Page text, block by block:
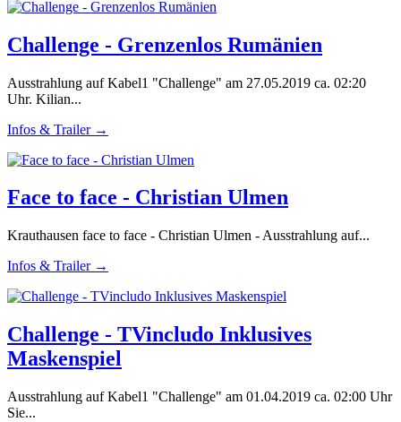
Challenge - Grenzenlos Rumänien
Ausstrahlung auf Kabel1 "Challenge" am 27.05.2019 ca. 02:20
Uhr. Kilian...
Infos & Trailer →
Face to face - Christian Ulmen
Krauthausen face to face - Christian Ulmen - Ausstrahlung auf...
Infos & Trailer →
Challenge - TVincludo Inklusives
Maskenspiel
Ausstrahlung auf Kabel1 "Challenge" am 01.04.2019 ca. 02:00 Uhr
Sie...